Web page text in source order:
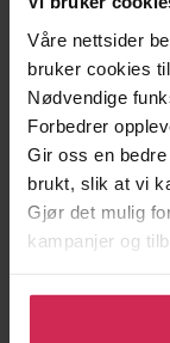
Våre nettsider
bruker cookies
Nødvendige
Forbedrer
Gir oss en
brukt, slik at vi
Gjør det mulig
kampanjer og
Klikk på «Godta
bruke cookies
Forfattere
Forlag
Utgitt
Lengde
Sjanger